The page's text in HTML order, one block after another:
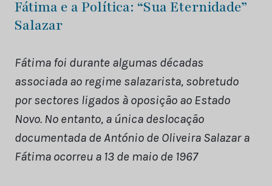
Fátima e a Política: “Sua Eternidade”
Salazar
Fátima foi durante algumas décadas
associada ao regime salazarista, sobretudo
por sectores ligados à oposição ao Estado
Novo. No entanto, a única deslocação
documentada de António de Oliveira Salazar a
Fátima ocorreu a 13 de maio de 1967